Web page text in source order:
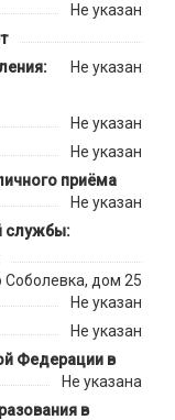
Не указан
Не указан
Не указан
Не указан
приёма
Не указан
службы:
Соболевка, дом 25
Не указан
Не указан
Федерации в
Не указана
в